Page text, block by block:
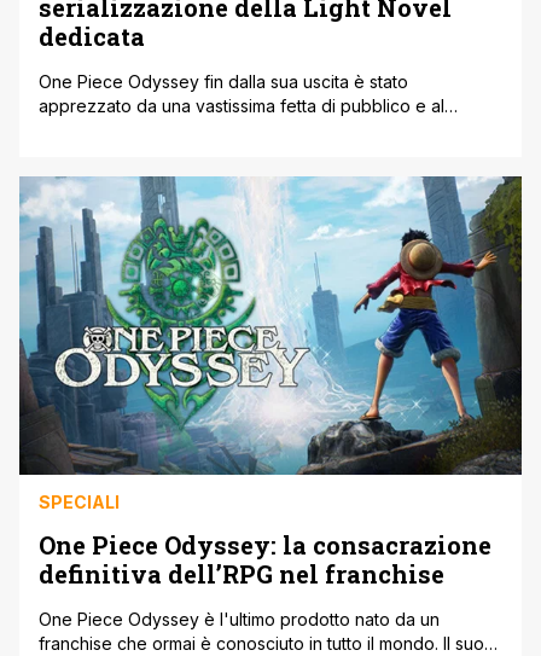
serializzazione della Light Novel
dedicata
One Piece Odyssey fin dalla sua uscita è stato
apprezzato da una vastissima fetta di pubblico e al
Bandai Namco a quanto pare avrà anche una Light Novel
dedicata, così come ci riporta ANN. I precedenti romanzi
di One Piece [']
SPECIALI
One Piece Odyssey: la consacrazione
definitiva dell’RPG nel franchise
One Piece Odyssey è l'ultimo prodotto nato da un
franchise che ormai è conosciuto in tutto il mondo. Il suo